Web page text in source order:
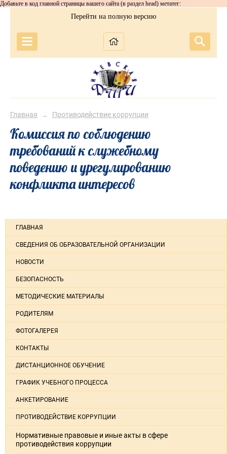
Добавьте в код главной страницы вашего сайта (в раздел head) метатег:
Перейти на полную версию
Главная → Противодействие коррупции
Комиссия по соблюдению
требований к служебному
поведению и урегулированию
конфликта интересов
ГЛАВНАЯ
СВЕДЕНИЯ ОБ ОБРАЗОВАТЕЛЬНОЙ ОРГАНИЗАЦИИ
НОВОСТИ
БЕЗОПАСНОСТЬ
МЕТОДИЧЕСКИЕ МАТЕРИАЛЫ
РОДИТЕЛЯМ
ФОТОГАЛЕРЕЯ
КОНТАКТЫ
ДИСТАНЦИОННОЕ ОБУЧЕНИЕ
ГРАФИК УЧЕБНОГО ПРОЦЕССА
АНКЕТИРОВАНИЕ
ПРОТИВОДЕЙСТВИЕ КОРРУПЦИИ
Нормативные правовые и иные акты в сфере
противодействия коррупции